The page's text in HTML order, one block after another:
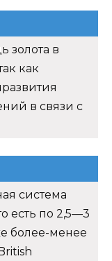
золота в
как
в связи с
система
есть по 2,5—3
более-менее